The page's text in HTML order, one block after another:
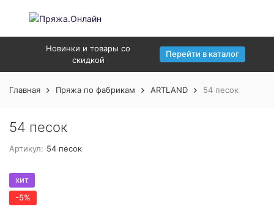
Новинки и товары со
скидкой
Перейти в каталог
Главная Пряжа по фабрикам ARTLAND 54 песок
54 песок
Артикул: 54 песок
хит
-5%